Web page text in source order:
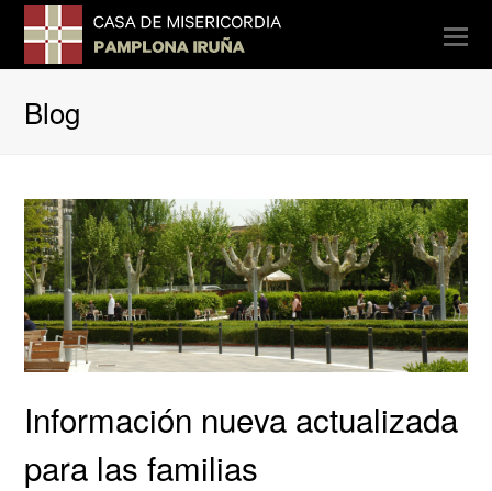
Blog
Información nueva actualizada
para las familias